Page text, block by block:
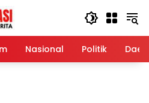
Nasional Politik